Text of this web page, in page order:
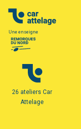
Une enseigne
26 ateliers Car
Attelage